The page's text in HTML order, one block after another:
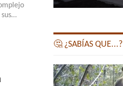
sus…
🤔 ¿SABÍAS QUE...?